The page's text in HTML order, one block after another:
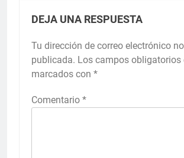
DEJA UNA RESPUESTA
Tu dirección de correo electrónico
publicada. Los campos obligatorios
marcados con *
Comentario *